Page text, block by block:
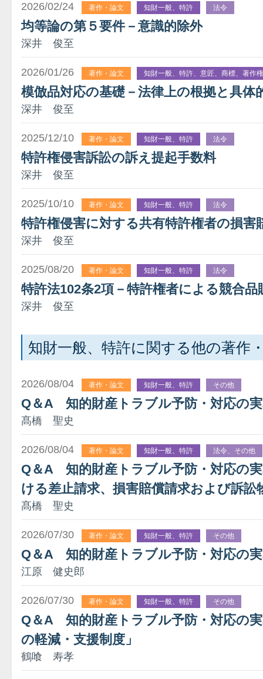
2026/02/24 著作・論文 知財一般、特許 法令
均等論の第５要件－意識的除外
深井 俊至
2026/01/26 著作・論文 知財一般、特許、意匠、商標、著作
模倣品対応の基礎－法律上の根拠と具体
深井 俊至
2025/12/10 著作・論文 知財一般、特許 法令
特許権侵害訴訟の訴え提起手数料
深井 俊至
2025/10/10 著作・論文 知財一般、特許 法令
特許権侵害に対する共有特許権者の損害
深井 俊至
2025/08/20 著作・論文 知財一般、特許 法令
特許法102条2項－特許権者による競合品
深井 俊至
知財一般、特許に関する他の著作
2026/08/04 著作・論文 知財一般、特許 その他
Q＆A 知的財産トラブル予防・対応の
髙橋 聖史
2026/08/04 著作・論文 知財一般、特許 法令、その他
Q＆A 知的財産トラブル予防・対応の
ける差止請求、損害賠償請求および訴訟
髙橋 聖史
2026/07/30 著作・論文 知財一般、特許 その他
Q＆A 知的財産トラブル予防・対応の
江原 健史郎
2026/07/30 著作・論文 知財一般、特許 その他
Q＆A 知的財産トラブル予防・対応の
の軽減・支援制度」
鶴喰 寿孝